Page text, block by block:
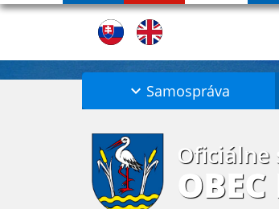
Samospráva
Oficiálne